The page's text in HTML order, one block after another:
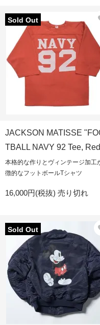
Sold Out
JACKSON MATISSE
TBALL NAVY 92 Tee,
本格的な作りとヴィンテージ加工
徴的なフットボールTシャツ
16,000円(税抜) 売り切れ
Sold Out